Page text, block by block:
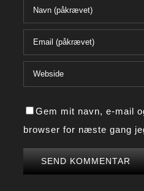
Gem mit navn, e-mail
browser for næste gang